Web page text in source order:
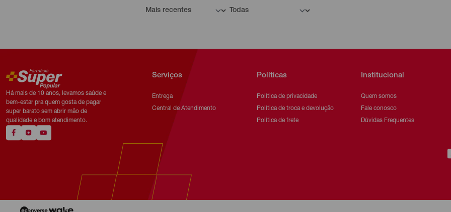
Há mais de 10 anos, levamos saúde e
bem-estar pra quem gosta de pagar
super barato sem abrir mão de
qualidade e bom atendimento.
Serviços
Entrega
Central de Atendimento
Políticas
Política de privacidade
Política de troca e devolução
Política de frete
Institucional
Quem somos
Fale conosco
Dúvidas Frequentes